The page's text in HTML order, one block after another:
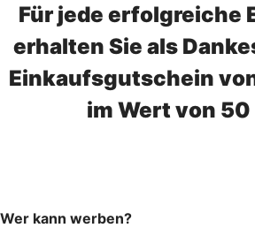
Für jede erfolgreiche
erhalten Sie als
Einkaufsgutschein
im Wert von 50
Wer kann werben?